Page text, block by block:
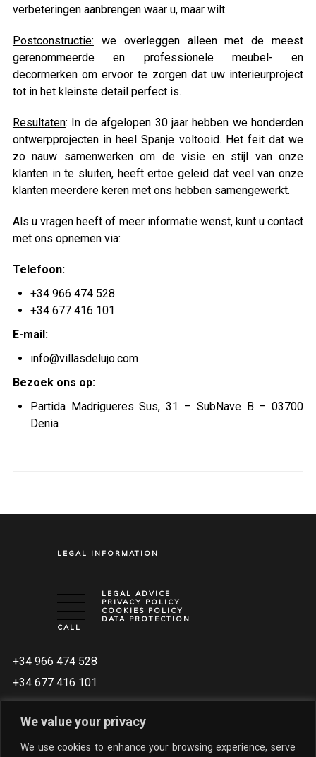
We value your privacy
We use cookies to enhance your browsing experience, serve
verbeteringen aanbrengen waar u, maar wilt.
Postconstructie: we overleggen alleen met de meest
gerenommeerde en professionele meubel- en
decormerken om ervoor te zorgen dat uw interieurproject
tot in het kleinste detail perfect is.
Resultaten: In de afgelopen 30 jaar hebben we honderden
ontwerpprojecten in heel Spanje voltooid. Het feit dat we
zo nauw samenwerken om de visie en stijl van onze
klanten in te sluiten, heeft ertoe geleid dat veel van onze
klanten meerdere keren met ons hebben samengewerkt.
Als u vragen heeft of meer informatie wenst, kunt u contact
met ons opnemen via:
Telefoon:
+34 966 474 528
+34 677 416 101
E-mail:
info@villasdelujo.com
Bezoek ons op:
Partida Madrigueres Sus, 31 – SubNave B – 03700
Denia
LEGAL INFORMATION
LEGAL ADVICE
PRIVACY POLICY
COOKIES POLICY
DATA PROTECTION
CALL
+34 966 474 528
+34 677 416 101
INFO@VILLASDELUJO.COM